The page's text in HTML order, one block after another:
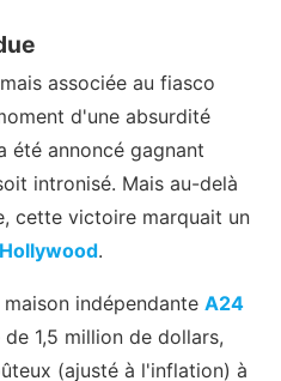
associée au fiasco
d'une absurdité
été annoncé gagnant
intronisé. Mais au-delà
cette victoire marquait un
.
indépendante A24
1,5 million de dollars,
(ajusté à l'inflation) à